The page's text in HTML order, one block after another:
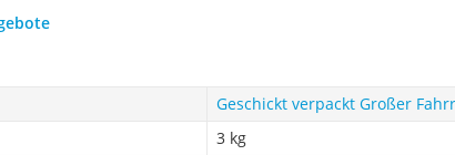
Geschickt verpackt Großer
3 kg